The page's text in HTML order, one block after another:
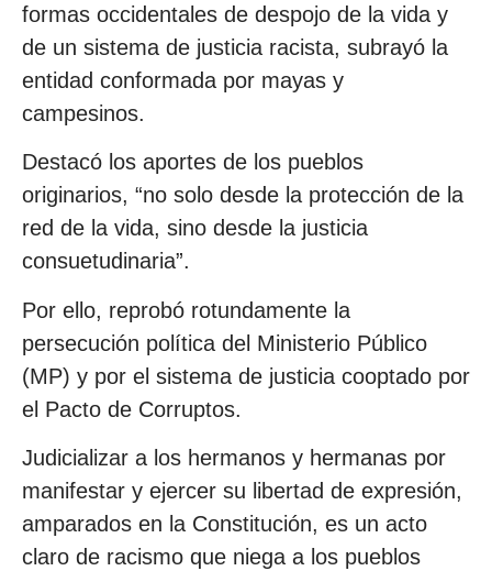
formas occidentales de despojo de la vida y
de un sistema de justicia racista, subrayó la
entidad conformada por mayas y
campesinos.
Destacó los aportes de los pueblos
originarios, “no solo desde la protección de la
red de la vida, sino desde la justicia
consuetudinaria”.
Por ello, reprobó rotundamente la
persecución política del Ministerio Público
(MP) y por el sistema de justicia cooptado por
el Pacto de Corruptos.
Judicializar a los hermanos y hermanas por
manifestar y ejercer su libertad de expresión,
amparados en la Constitución, es un acto
claro de racismo que niega a los pueblos